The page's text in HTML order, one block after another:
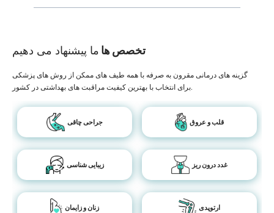
تخصص ها ما پیشنهاد می دهیم
گزینه های درمانی مقرون به صرفه با همه طیف های ممکن از روش های پزشکی
برای انتخاب با بهترین کیفیت مراقبت های بهداشتی در کشور.
جراحی چاقی قلب و عروق
زیبایی شناسی غدد درون ریز
زنان و زایمان ارتوپدی